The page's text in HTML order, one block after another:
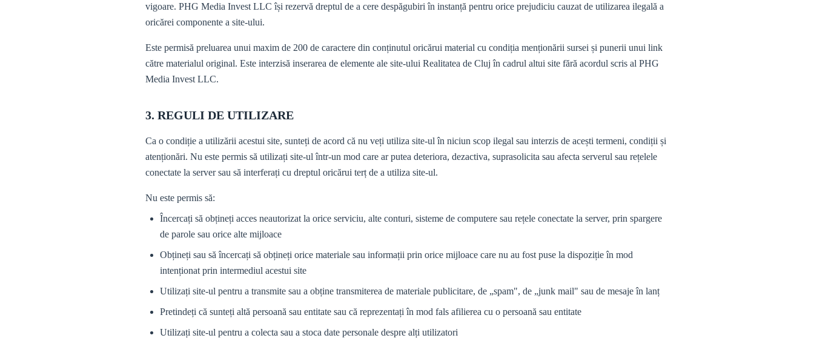
vigoare. PHG Media Invest LLC își rezervă dreptul de a cere despăgubiri în instanță pentru orice prejudiciu cauzat de utilizarea ilegală a
oricărei componente a site-ului.
Este permisă preluarea unui maxim de 200 de caractere din conținutul oricărui material cu condiția menționării sursei și punerii unui link
către materialul original. Este interzisă inserarea de elemente ale site-ului Realitatea de Cluj în cadrul altui site fără acordul scris al PHG
Media Invest LLC.
3. REGULI DE UTILIZARE
Ca o condiție a utilizării acestui site, sunteți de acord că nu veți utiliza site-ul în niciun scop ilegal sau interzis de acești termeni, condiții și
atenționări. Nu este permis să utilizați site-ul într-un mod care ar putea deteriora, dezactiva, suprasolicita sau afecta serverul sau rețelele
conectate la server sau să interferați cu dreptul oricărui terț de a utiliza site-ul.
Nu este permis să:
Încercați să obțineți acces neautorizat la orice serviciu, alte conturi, sisteme de computere sau rețele conectate la server, prin spargere
de parole sau orice alte mijloace
Obțineți sau să încercați să obțineți orice materiale sau informații prin orice mijloace care nu au fost puse la dispoziție în mod
intenționat prin intermediul acestui site
Utilizați site-ul pentru a transmite sau a obține transmiterea de materiale publicitare, de „spam", de „junk mail" sau de mesaje în lanț
Pretindeți că sunteți altă persoană sau entitate sau că reprezentați în mod fals afilierea cu o persoană sau entitate
Utilizați site-ul pentru a colecta sau a stoca date personale despre alți utilizatori